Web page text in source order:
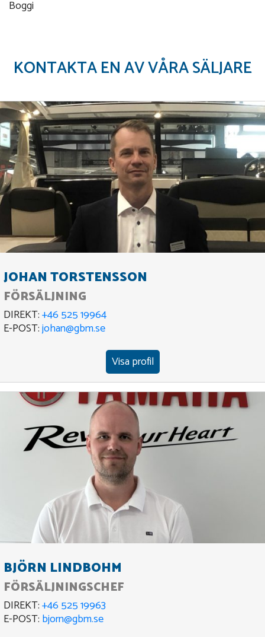
Boggi
KONTAKTA EN AV VÅRA SÄLJARE
JOHAN TORSTENSSON
FÖRSÄLJNING
DIREKT:+46 525 19964
E-POST:johan@gbm.se
Visa profil
BJÖRN LINDBOHM
FÖRSÄLJNINGSCHEF
DIREKT:+46 525 19963
E-POST: bjorn@gbm.se